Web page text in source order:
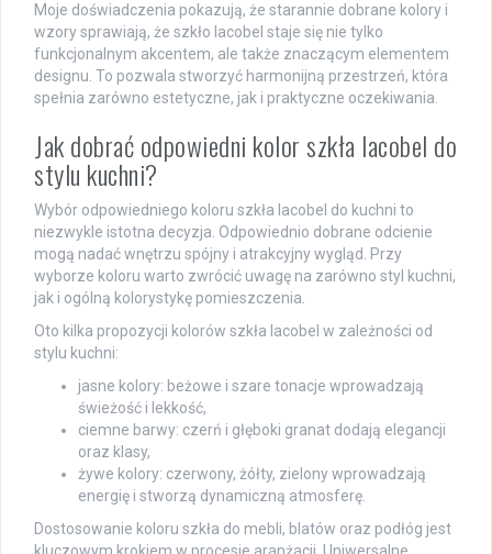
Moje doświadczenia pokazują, że starannie dobrane kolory i
wzory sprawiają, że szkło lacobel staje się nie tylko
funkcjonalnym akcentem, ale także znaczącym elementem
designu. To pozwala stworzyć harmonijną przestrzeń, która
spełnia zarówno estetyczne, jak i praktyczne oczekiwania.
Jak dobrać odpowiedni kolor szkła lacobel do
stylu kuchni?
Wybór odpowiedniego koloru szkła lacobel do kuchni to
niezwykle istotna decyzja. Odpowiednio dobrane odcienie
mogą nadać wnętrzu spójny i atrakcyjny wygląd. Przy
wyborze koloru warto zwrócić uwagę na zarówno styl kuchni,
jak i ogólną kolorystykę pomieszczenia.
Oto kilka propozycji kolorów szkła lacobel w zależności od
stylu kuchni:
jasne kolory: beżowe i szare tonacje wprowadzają
świeżość i lekkość,
ciemne barwy: czerń i głęboki granat dodają elegancji
oraz klasy,
żywe kolory: czerwony, żółty, zielony wprowadzają
energię i stworzą dynamiczną atmosferę.
Dostosowanie koloru szkła do mebli, blatów oraz podłóg jest